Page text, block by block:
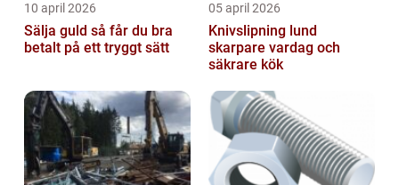
10 april 2026
Sälja guld så får du bra
betalt på ett tryggt sätt
05 april 2026
Knivslipning lund
skarpare vardag och
säkrare kök